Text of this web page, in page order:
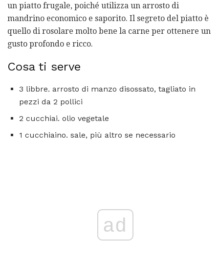
un piatto frugale, poiché utilizza un arrosto di
mandrino economico e saporito. Il segreto del piatto è
quello di rosolare molto bene la carne per ottenere un
gusto profondo e ricco.
Cosa ti serve
3 libbre. arrosto di manzo disossato, tagliato in
pezzi da 2 pollici
2 cucchiai. olio vegetale
1 cucchiaino. sale, più altro se necessario
ad